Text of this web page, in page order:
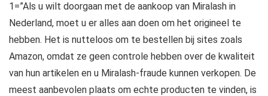
1=”Als u wilt doorgaan met de aankoop van Miralash in
Nederland, moet u er alles aan doen om het origineel te
hebben. Het is nutteloos om te bestellen bij sites zoals
Amazon, omdat ze geen controle hebben over de kwaliteit
van hun artikelen en u Miralash-fraude kunnen verkopen. De
meest aanbevolen plaats om echte producten te vinden, is